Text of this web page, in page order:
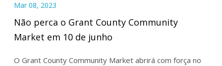
Mar 08, 2023
Não perca o Grant County Community
Market em 10 de junho
O Grant County Community Market abrirá com força no